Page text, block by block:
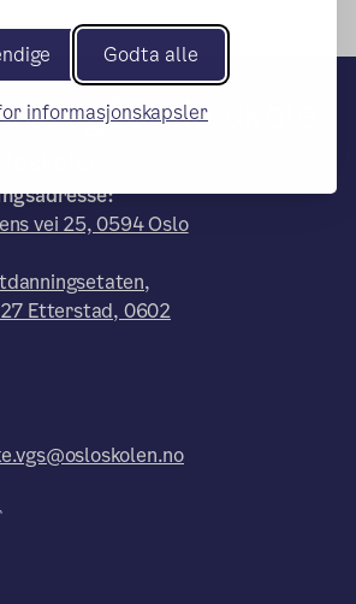
Godta alle
informasjonskapslerskole
vei 25, 0594 Oslo
Etterstad, 0602